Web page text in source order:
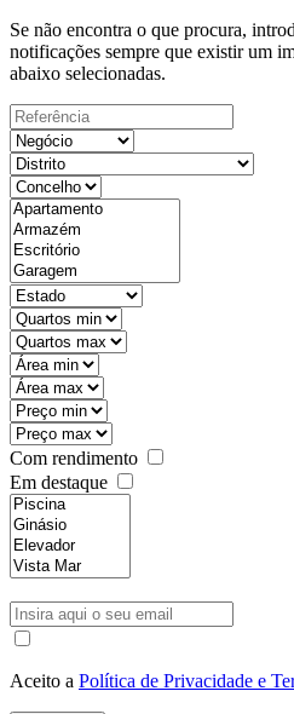
Se não encontra o que procura,
notificações sempre que existir um
abaixo selecionadas.
Com rendimento
Em destaque
Aceito a Política de Privacidade e